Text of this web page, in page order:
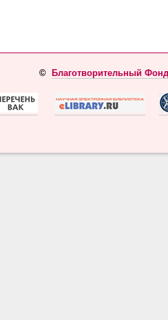
© Благотворительный